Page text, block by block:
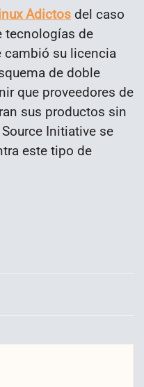
Adictos del caso
tecnologías de
cambió su licencia
de doble
que proveedores de
sus productos sin
Initiative se
este tipo de